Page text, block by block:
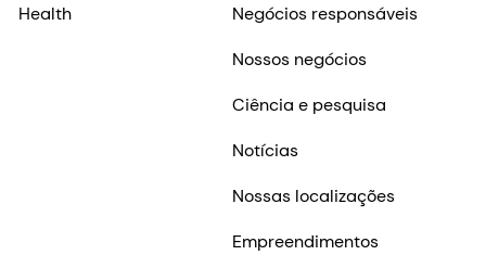
Health
Negócios responsáveis
Nossos negócios
Ciência e pesquisa
Notícias
Nossas localizações
Empreendimentos